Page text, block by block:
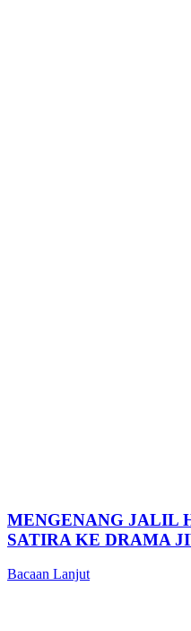
MENGENANG JALIL
SATIRA KE DRAMA
Bacaan Lanjut